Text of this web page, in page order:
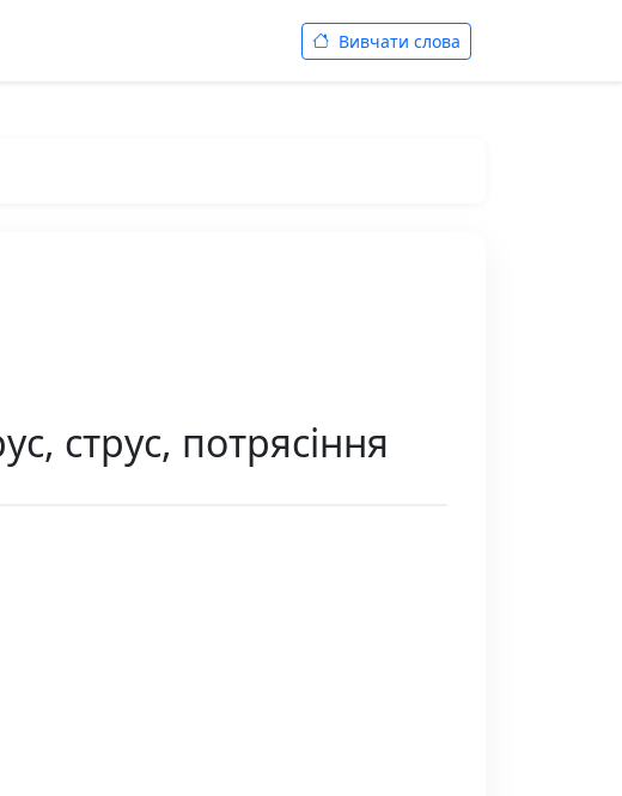
Вивчати слова
струс, потрясіння